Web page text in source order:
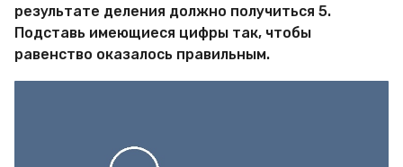
результате деления должно получиться 5.
Подставь имеющиеся цифры так, чтобы
равенство оказалось правильным.